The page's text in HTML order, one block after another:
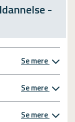
-
Se mere
Se mere
Se mere